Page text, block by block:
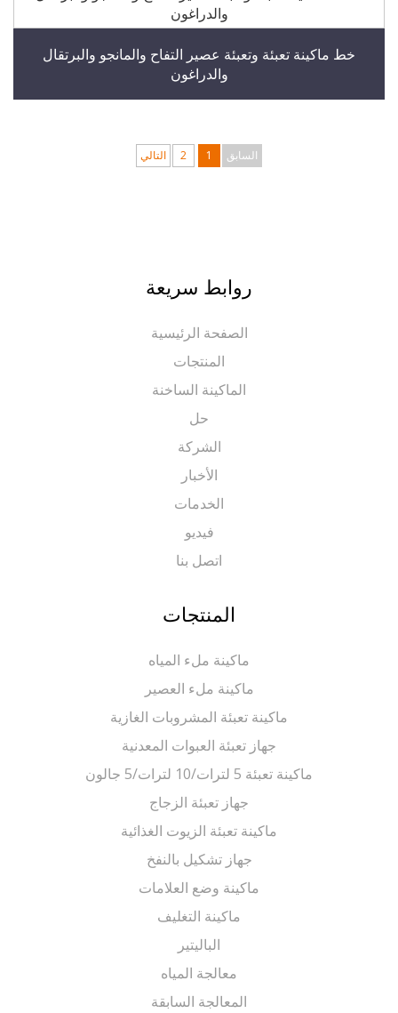
خط ماكينة تعبئة وتعبئة عصير التفاح والمانجو والبرتقال
والدراغون
1 التالي
روابط سريعة
الصفحة الرئيسية
المنتجات
الماكينة الساخنة
الشركة
الخدمات
اتصل بنا
المنتجات
ماكينة ملء المياه
ماكينة ملء العصير
ماكينة تعبئة المشروبات الغازية
جهاز تعبئة العبوات المعدنية
ماكينة تعبئة 5 لترات/10 لترات/5 جالون
جهاز تعبئة الزجاج
ماكينة تعبئة الزيوت الغذائية
جهاز تشكيل بالنفخ
ماكينة وضع العلامات
ماكينة التغليف
الباليتير
معالجة المياه
المعالجة السابقة